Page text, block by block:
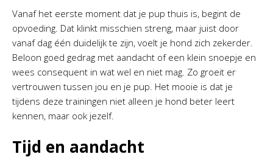
Vanaf het eerste moment dat je pup thuis is, begint de
opvoeding. Dat klinkt misschien streng, maar juist door
vanaf dag één duidelijk te zijn, voelt je hond zich zekerder.
Beloon goed gedrag met aandacht of een klein snoepje en
wees consequent in wat wel en niet mag. Zo groeit er
vertrouwen tussen jou en je pup. Het mooie is dat je
tijdens deze trainingen niet alleen je hond beter leert
kennen, maar ook jezelf.
Tijd en aandacht